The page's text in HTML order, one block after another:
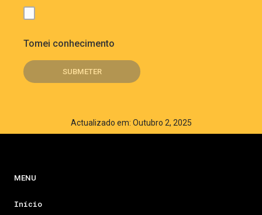
Tomei conhecimento
Actualizado em: Outubro 2, 2025
MENU
Início